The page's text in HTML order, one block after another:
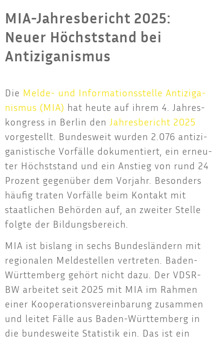
MIA-Jahresbericht 2025:
Neuer Höchststand bei
Antiziganismus
Die Mel­de- und Infor­ma­ti­ons­stel­le Anti­zi­ga­
nis­mus (MIA) hat heu­te auf ihrem 4. Jah­res­
kon­gress in Ber­lin den Jah­res­be­richt 2025
vor­ge­stellt. Bun­des­weit wur­den 2.076 anti­zi­
ga­nis­ti­sche Vor­fäl­le doku­men­tiert, ein erneu­
ter Höchst­stand und ein Anstieg von rund 24
Pro­zent gegen­über dem Vor­jahr. Beson­ders
häu­fig tra­ten Vor­fäl­le beim Kon­takt mit
staat­li­chen Behör­den auf, an zwei­ter Stel­le
folg­te der Bildungsbereich.
MIA ist bis­lang in sechs Bun­des­län­dern mit
regio­na­len Mel­de­stel­len ver­tre­ten. Baden-
Würt­tem­berg gehört nicht dazu. Der VDSR-
BW arbei­tet seit 2025 mit MIA im Rah­men
einer Koope­ra­ti­ons­ver­ein­ba­rung zusam­men
und lei­tet Fäl­le aus Baden-Würt­tem­berg in
die bun­des­wei­te Sta­tis­tik ein. Das ist ein